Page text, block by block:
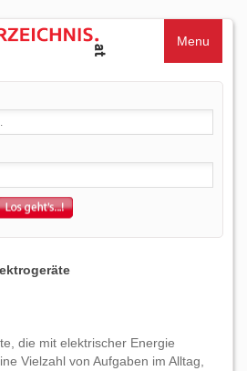
Menu
die mit elektrischer Energie
Vielzahl von Aufgaben im Alltag,